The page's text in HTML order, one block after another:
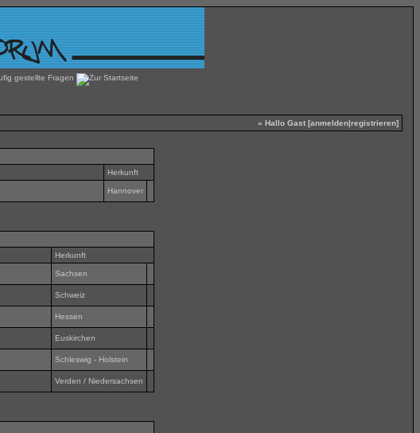
» Hallo Gast [anmelden|registrieren]
Herkunft
Hannover
Herkunft
Sachsen
Schweiz
Hessen
Euskirchen
Schleswig - Holstein
Verden / Niedersachsen